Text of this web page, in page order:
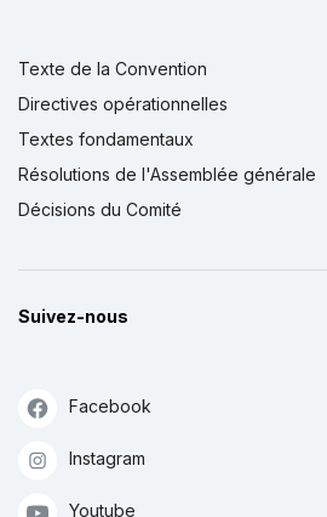
Texte de la Convention
Directives opérationnelles
Textes fondamentaux
Résolutions de l'Assemblée générale
Décisions du Comité
Suivez-nous
Facebook
Instagram
Youtube